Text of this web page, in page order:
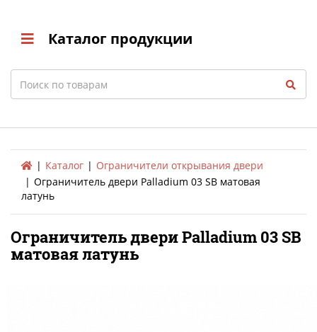
Каталог продукции
Search
Каталог
Ограничители открывания двери
Ограничитель двери Palladium 03 SВ матовая
латунь
Ограничитель двери Palladium 03 SВ
матовая латунь